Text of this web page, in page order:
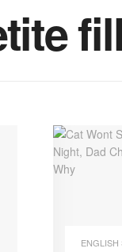
ENGLISH